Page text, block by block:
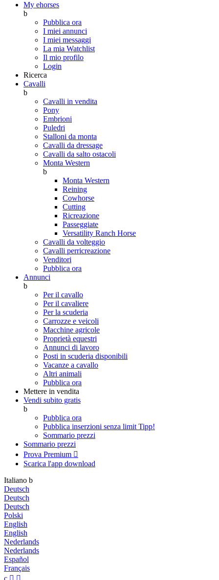
My ehorses
b
Pubblica ora
I miei annunci
I miei messaggi
La mia Watchlist
Il mio profilo
Login
Ricerca
Cavalli
b
Cavalli in vendita
Pony
Embrioni
Puledri
Stalloni da monta
Cavalli da dressage
Cavalli da salto ostacoli
Monta Western
b
Monta Western
Reining
Cowhorse
Cutting
Ricreazione
Passeggiate
Versatility Ranch Horse
Cavalli da volteggio
Cavalli perricreazione
Venditori
Pubblica ora
Annunci
b
Per il cavallo
Per il cavaliere
Per la scuderia
Carrozze e veicoli
Macchine agricole
Proprietà equestri
Annunci di lavoro
Posti in scuderia disponibili
Vacanze a cavallo
Altri animali
Pubblica ora
Mettere in vendita
Vendi subito gratis
b
Pubblica ora
Pubblica inserzioni senza limit Tipp!
Sommario prezzi
Sommario prezzi
Prova Premium 
Scarica l'app download
Italiano b
Deutsch
Deutsch
Deutsch
Polski
English
English
Nederlands
Nederlands
Español
Français
c  